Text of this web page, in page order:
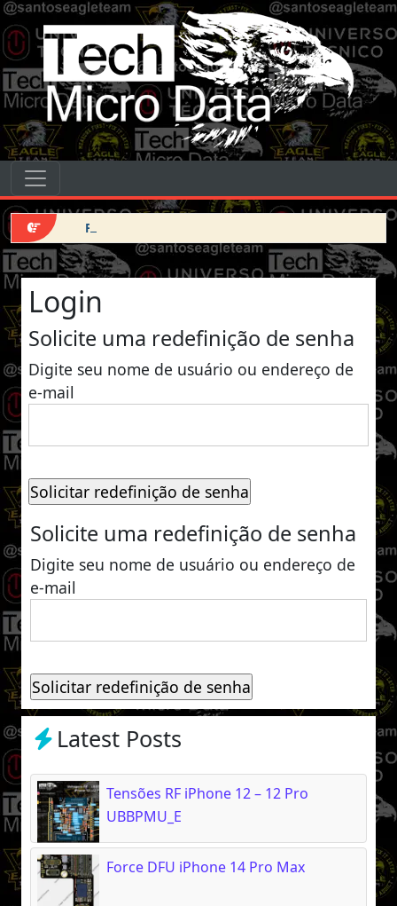
Pular para o conteúdo
Tech Micro Data
Pular para o conteúdo
Navegação principal
Force DFU iPhone 14 Pro Max
Login
Solicite uma redefinição de senha
Digite seu nome de usuário ou endereço de
e-mail
Solicite uma redefinição de senha
Digite seu nome de usuário ou endereço de
e-mail
Latest Posts
Tensões RF iPhone 12 – 12 Pro
UBBPMU_E
Force DFU iPhone 14 Pro Max